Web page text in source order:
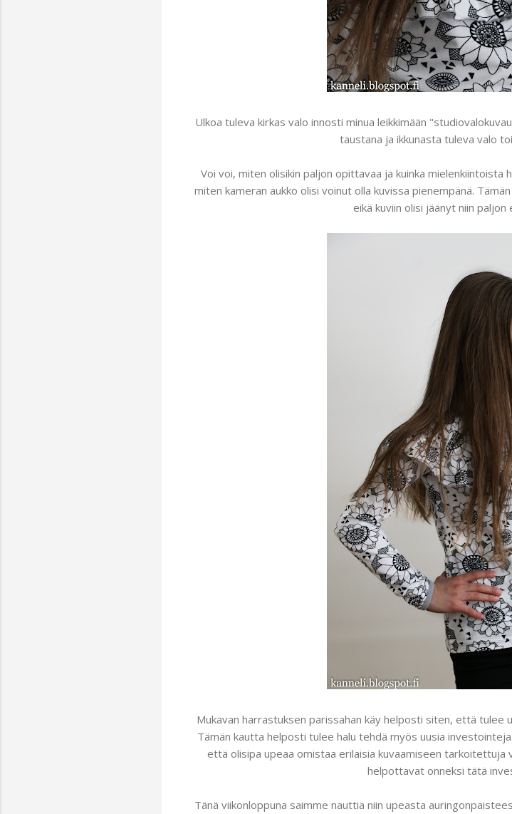
Ulkoa tuleva kirkas valo innosti minua leikkimään
taustana ja ikkunasta tuleva valo
Voi voi, miten olisikin paljon opittavaa ja kuinka mielenkiintoista
miten kameran aukko olisi voinut olla kuvissa pienempänä.
eikä kuviin olisi jäänyt niin paljon
Mukavan harrastuksen parissahan käy helposti siten, että tulee
Tämän kautta helposti tulee halu tehdä myös uusia
että olisipa upeaa omistaa erilaisia kuvaamiseen
helpottavat onneksi tätä
Tänä viikonloppuna saimme nauttia niin upeasta